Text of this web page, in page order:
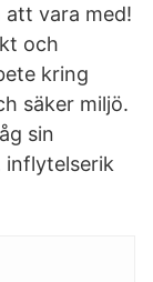
att vara med!
och
kring
säker miljö.
sin
inflytelserik